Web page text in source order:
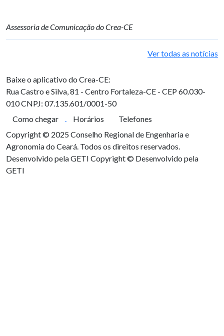
Assessoria de Comunicação do Crea-CE
Ver todas as notícias
Baixe o aplicativo do Crea-CE:
Rua Castro e Silva, 81 - Centro Fortaleza-CE - CEP 60.030-
010CNPJ: 07.135.601/0001-50
Como chegar
Horários
Telefones
Copyright © 2025 Conselho Regional de Engenharia e
Agronomia do Ceará. Todos os direitos reservados.
Desenvolvido pela GETI Copyright © Desenvolvido pela
GETI